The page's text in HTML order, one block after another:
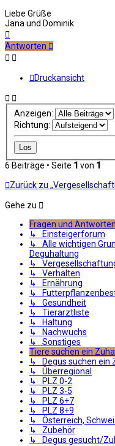
Liebe Grüße
Jana und Dominik
oben
Antworten
Druckansicht
Anzeigen:
Richtung:
6 Beiträge • Seite 1 von 1
Zurück zu
Gehe zu
Fragen und
↳ Einsteigerforum
↳ Alle wichtigen
Deguhaltung
↳
↳ Verhalten
↳ Ernährung
↳
↳ Gesundheit
↳ Tierarztliste
↳ Haltung
↳ Nachwuchs
↳ Sonstiges
Tiere suchen ein
↳ Degus suchen ein
↳ Überregional
↳ PLZ 0-2
↳ PLZ 3-5
↳ PLZ 6+7
↳ PLZ 8+9
↳ Österreich,
↳ Zubehör
↳ Degus gesucht/